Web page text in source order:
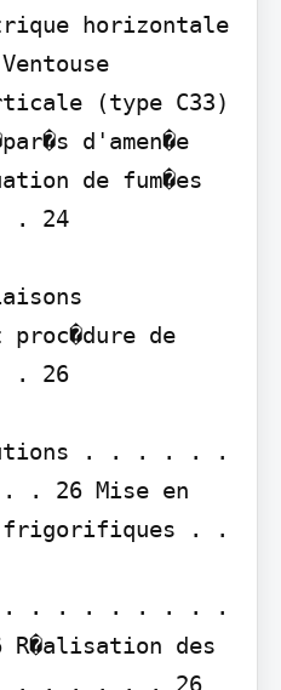
horizontale
(type C33)
d'amen�e
de fum�es
. 24
de
. 26
. . . . . .
Mise en
frigorifiques . .
. . . . . . . . . .
des
. . . . . . . 26